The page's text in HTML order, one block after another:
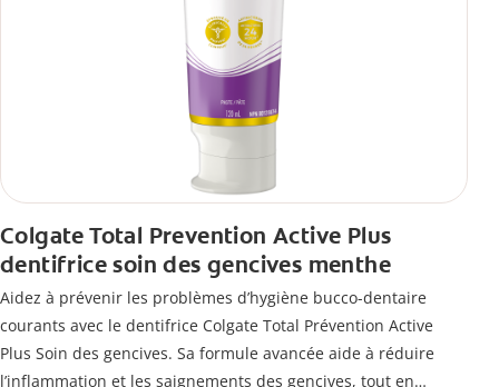
Colgate Total Prevention Active Plus
dentifrice soin des gencives menthe
Aidez à prévenir les problèmes d’hygiène bucco-dentaire
courants avec le dentifrice Colgate Total Prévention Active
Plus Soin des gencives. Sa formule avancée aide à réduire
l’inflammation et les saignements des gencives, tout en